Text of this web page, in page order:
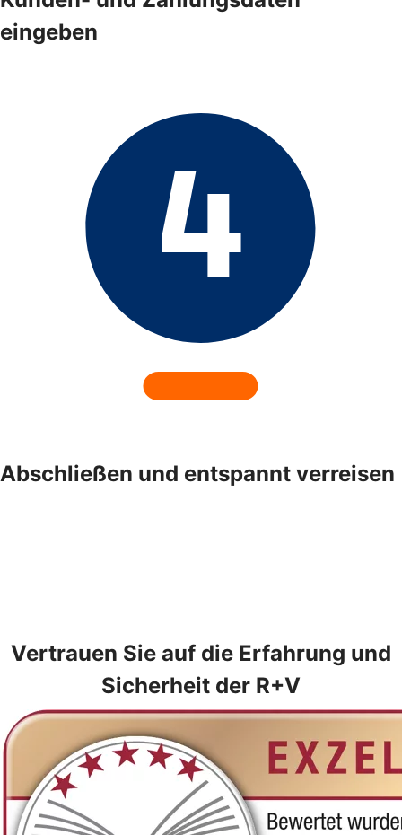
eingeben
Abschließen und entspannt verreisen
Vertrauen Sie auf die Erfahrung und
Sicherheit der R+V